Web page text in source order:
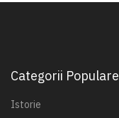
Categorii Populare
Istorie